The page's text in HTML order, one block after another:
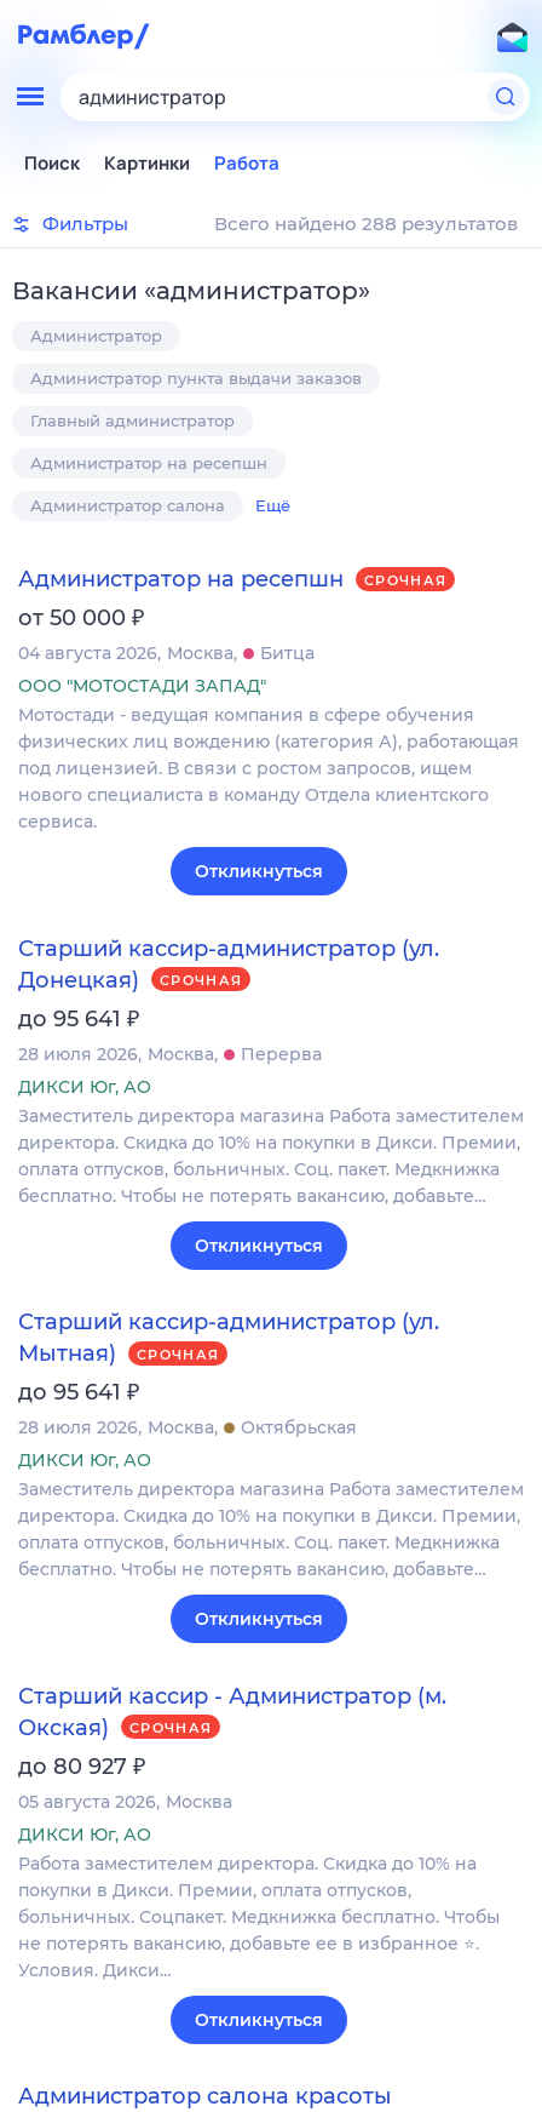
администратор
Поиск Картинки Работа
Фильтры Всего найдено 288 результатов
Вакансии «администратор»
Администратор
Администратор пункта выдачи заказов
Главный администратор
Администратор на ресепшн
Администратор салона Ещё
Администратор на ресепшн СРОЧНАЯ
от 50 000 ₽
04 августа 2026 Москва
Битца
ООО "МОТОСТАДИ ЗАПАД"
Мотостади - ведущая компания в сфере обучения
физических лиц вождению (категория А), работающая
под лицензией. В связи с ростом запросов, ищем
нового специалиста в команду Отдела клиентского
сервиса.
Откликнуться
Старший кассир-администратор (ул.
Донецкая)
СРОЧНАЯ
до 95 641 ₽
28 июля 2026 Москва
Перерва
ДИКСИ Юг, АО
Заместитель директора магазина Работа заместителем
директора. Скидка до 10% на покупки в Дикси. Премии,
оплата отпусков, больничных. Соц. пакет. Медкнижка
бесплатно. Чтобы не потерять вакансию, добавьте…
Откликнуться
Старший кассир-администратор (ул.
Мытная)
СРОЧНАЯ
до 95 641 ₽
28 июля 2026 Москва
Октябрьская
ДИКСИ Юг, АО
Заместитель директора магазина Работа заместителем
директора. Скидка до 10% на покупки в Дикси. Премии,
оплата отпусков, больничных. Соц. пакет. Медкнижка
бесплатно. Чтобы не потерять вакансию, добавьте…
Откликнуться
Старший кассир - Администратор (м.
Окская)
СРОЧНАЯ
до 80 927 ₽
05 августа 2026 Москва
ДИКСИ Юг, АО
Работа заместителем директора. Скидка до 10% на
покупки в Дикси. Премии, оплата отпусков,
больничных. Соцпакет. Медкнижка бесплатно. Чтобы
не потерять вакансию, добавьте ее в избранное ⭐.
Условия. Дикси…
Откликнуться
Администратор салона красоты